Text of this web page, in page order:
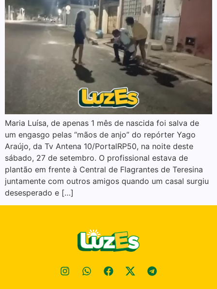
Maria Luísa, de apenas 1 mês de nascida foi salva de
um engasgo pelas “mãos de anjo” do repórter Yago
Araújo, da Tv Antena 10/PortalRP50, na noite deste
sábado, 27 de setembro. O profissional estava de
plantão em frente à Central de Flagrantes de Teresina
juntamente com outros amigos quando um casal surgiu
desesperado e […]